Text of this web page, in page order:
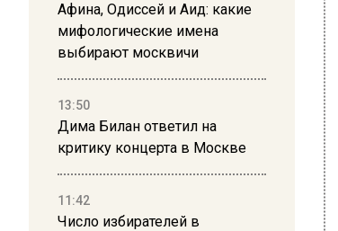
Афина, Одиссей и Аид: какие
мифологические имена
выбирают москвичи
13:50
Дима Билан ответил на
критику концерта в Москве
11:42
Число избирателей в